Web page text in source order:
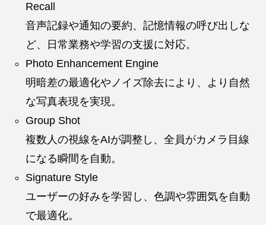
Recall
音声記録や通知の要約、記憶情報の呼び出しな
ど、日常業務や学習の支援に対応。
Photo Enhancement Engine
明暗差の最適化やノイズ除去により、より自然
な写真表現を実現。
Group Shot
複数人の視線をAIが調整し、全員がカメラ目線
になる瞬間を自動。
Signature Style
ユーザーの好みを学習し、色調や雰囲気を自動
で最適化。